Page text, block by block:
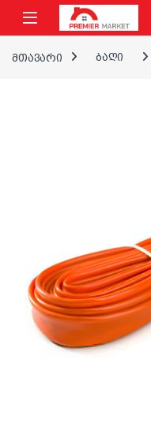
ნავიგაციაზე გადასვლა
შინაარსზე გადასვლა
მთავარი ბაღი